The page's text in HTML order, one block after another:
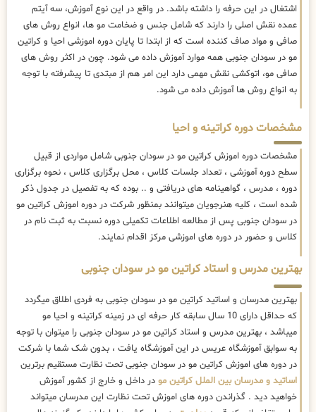
اشتغال در این حرفه را داشته باشد. در واقع در این نوع آموزش، سه آیتم
عمده نقش اصلی را دارند که شامل جنس و ضخامت مو ها، انواع روش های
صافی و مواد صاف کننده است که از ابتدا تا پایان دوره اموزشی احیا و کراتین
مو در سودان جنوبی همه موارد آموزش داده می شود. چون در اکثر روش های
صافی مو، اتوکشی نقش مهمی دارد این امر هم از مبتدی تا پیشرفته با توجه
به انواع روش ها آموزش داده می شود.
مشخصات دوره کراتینه و احیا
مشخصات دوره اموزش کراتین مو در سودان جنوبی شامل مواردی از قبیل
سطح دوره آموزشی ، تعداد جلسات کلاس ، محل برگزاری کلاس ، نحوه برگزاری
دوره ، مدرس ، گواهینامه های دریافتی و .. بوده که به تفصیل در جدول ذکر
شده است ، کلیه هنرجویان میتوانند بمنظور شرکت در دوره اموزش کراتین مو
در سودان جنوبی پس از مطالعه اطلاعات تکمیلی دوره نسبت به ثبت نام در
کلاس و حضور در دوره های اموزشی مرکز اقدام نمایند.
بهترین مدرس و استاد کراتین مو در سودان جنوبی
بهترین مدرسان و اساتید کراتین مو در سودان جنوبی به فردی اطلاق میگردد
که حداقل دارای 10 سال سابقه کار حرفه ای در زمینه کراتینه و احیا مو
میباشد ، بهترین مدرس و استاد کراتین مو در سودان جنوبی را میتوان با توجه
به سوابق آموزشگاه عریس در این آموزشگاه یافت ، بدون شک شما با شرکت
در دوره های اموزش کراتین مو در سودان جنوبی تحت نظارت مستقیم برترین
اساتید و مدرسان بین الملل کراتین مو در داخل و خارج از کشور آموزش
خواهید دید . گذراندن دوره های اموزش تحت نظارت این مدرسان میتواند